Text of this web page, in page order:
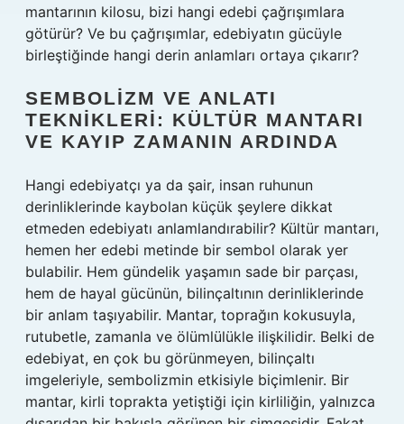
mantarının kilosu, bizi hangi edebi çağrışımlara
götürür? Ve bu çağrışımlar, edebiyatın gücüyle
birleştiğinde hangi derin anlamları ortaya çıkarır?
SEMBOLIZM VE ANLATI
TEKNIKLERI: KÜLTÜR MANTARI
VE KAYIP ZAMANIN ARDINDA
Hangi edebiyatçı ya da şair, insan ruhunun
derinliklerinde kaybolan küçük şeylere dikkat
etmeden edebiyatı anlamlandırabilir? Kültür mantarı,
hemen her edebi metinde bir sembol olarak yer
bulabilir. Hem gündelik yaşamın sade bir parçası,
hem de hayal gücünün, bilinçaltının derinliklerinde
bir anlam taşıyabilir. Mantar, toprağın kokusuyla,
rutubetle, zamanla ve ölümlülükle ilişkilidir. Belki de
edebiyat, en çok bu görünmeyen, bilinçaltı
imgeleriyle, sembolizmin etkisiyle biçimlenir. Bir
mantar, kirli toprakta yetiştiği için kirliliğin, yalnızca